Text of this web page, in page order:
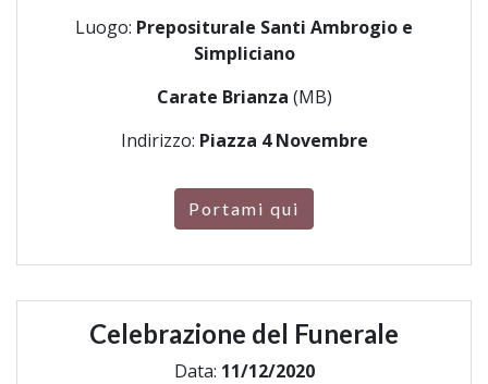
Luogo: Prepositurale Santi Ambrogio e
Simpliciano
Carate Brianza (MB)
Indirizzo: Piazza 4 Novembre
Portami qui
Celebrazione del Funerale
Data: 11/12/2020